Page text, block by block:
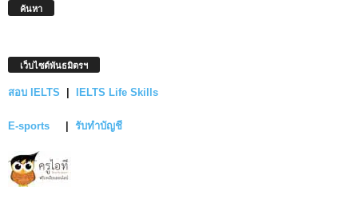
ค้นหา
เว็บไซต์พันธมิตรฯ
สอบ IELTS | IELTS Life Skills
E-sports | รับทำบัญชี